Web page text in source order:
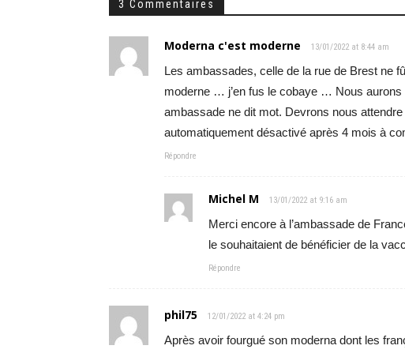
3 Commentaires
Moderna c'est moderne 13/01/2022 at 8:44 am
Les ambassades, celle de la rue de Brest ne
moderne … j’en fus le cobaye … Nous aurons
ambassade ne dit mot. Devrons nous
automatiquement désactivé après 4 mois à
Répondre
Michel M 13/01/2022 at 9:16 am
Merci encore à l’ambassade de
le souhaitaient de bénéficier de la
Répondre
phil75 12/01/2022 at 4:24 pm
Après avoir fourgué son moderna dont les